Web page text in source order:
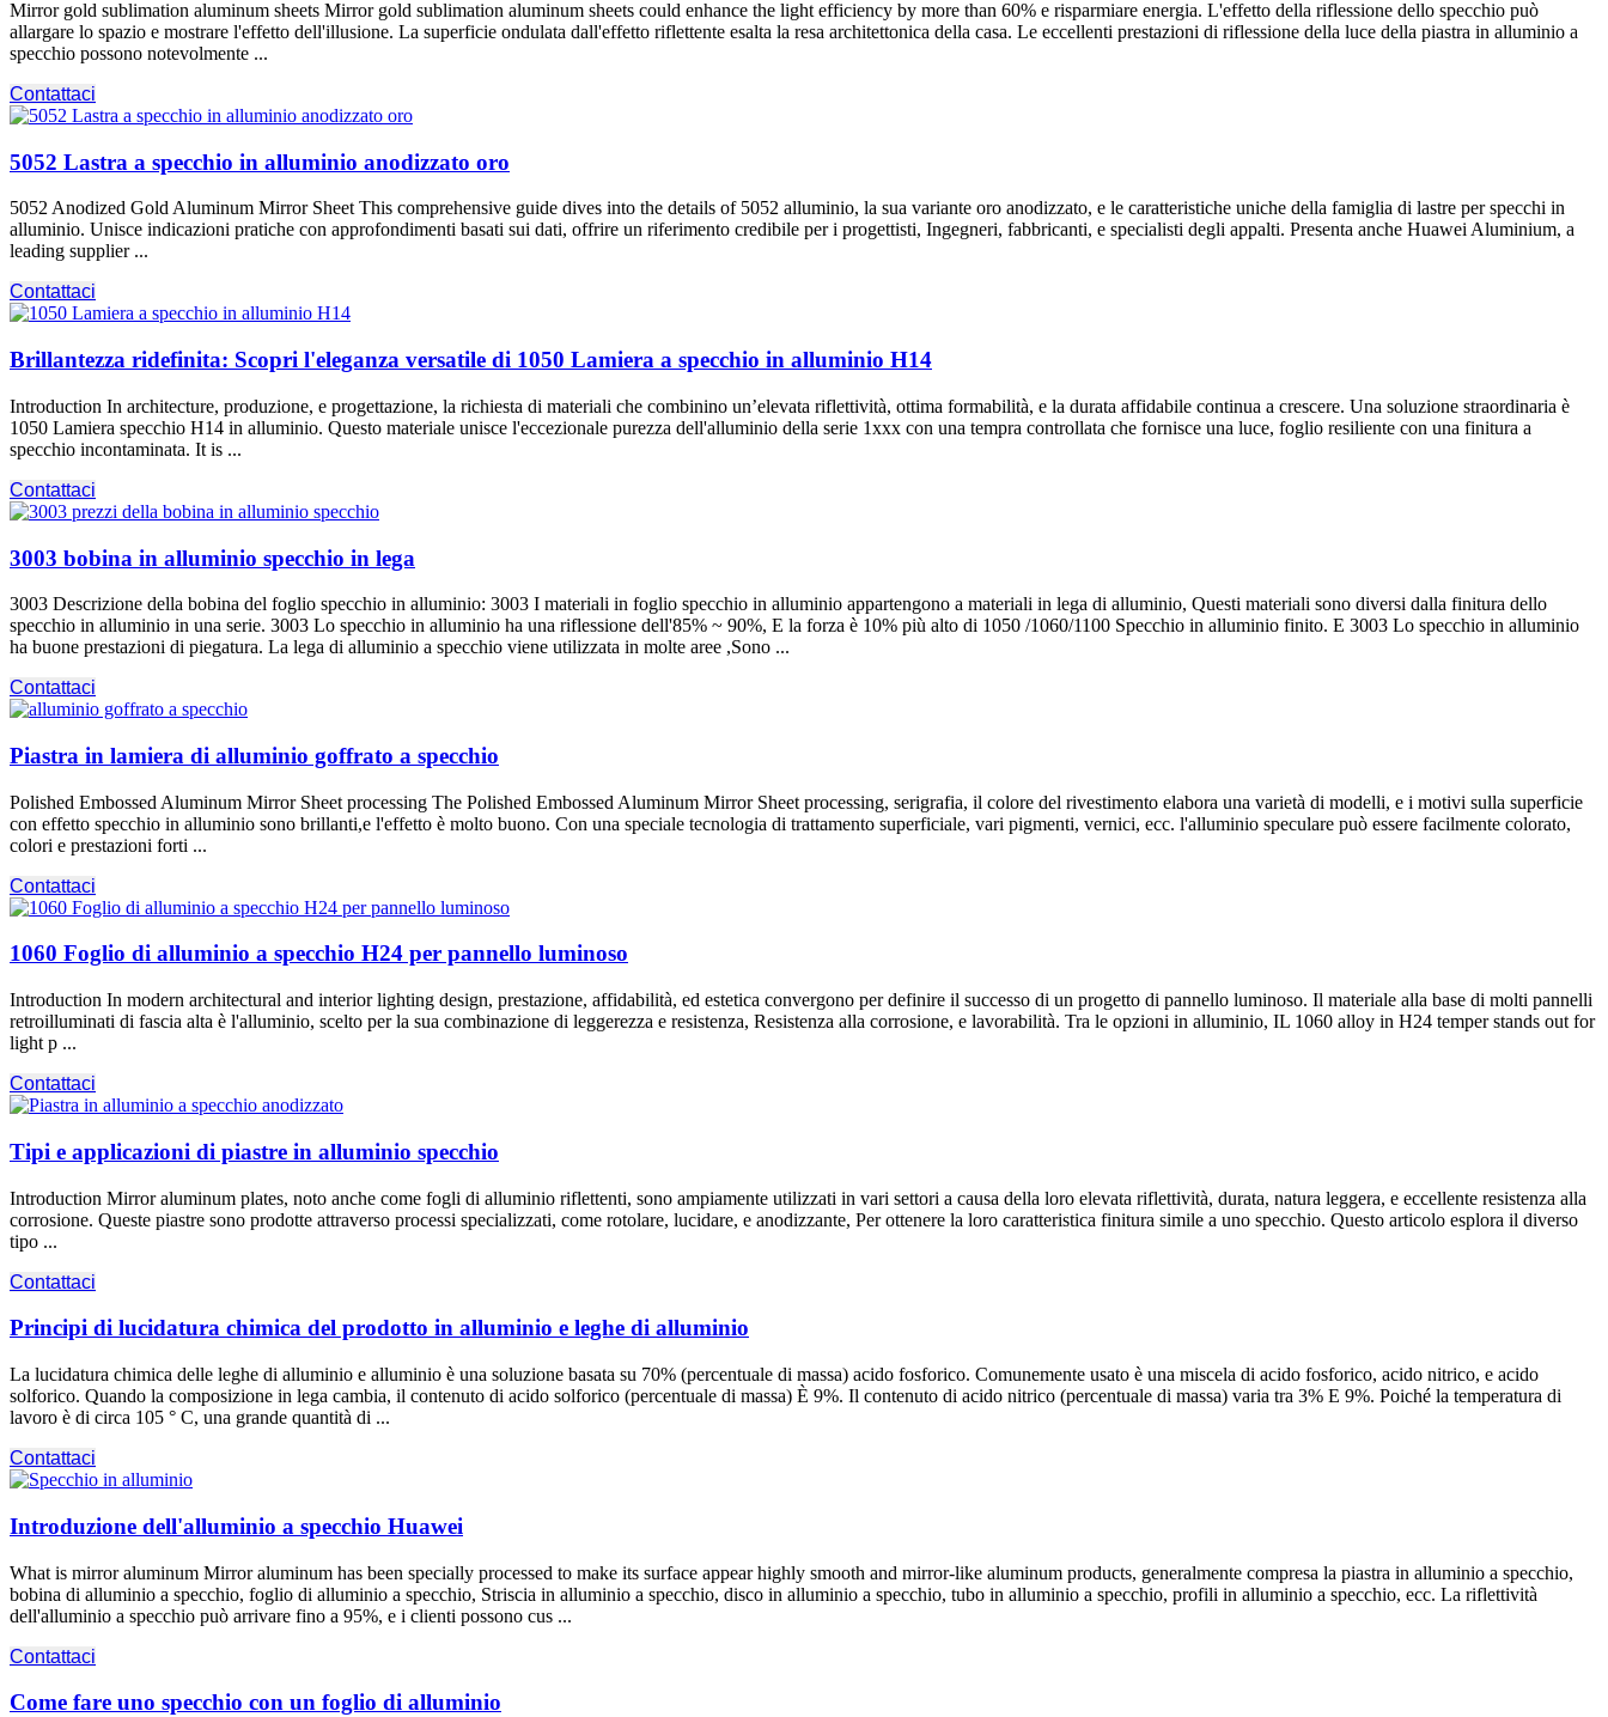
Mirror gold sublimation aluminum sheets Mirror gold sublimation aluminum sheets could enhance the light efficiency by more than 60% e risparmiare energia. L'effetto della riflessione dello specchio può
allargare lo spazio e mostrare l'effetto dell'illusione. La superficie ondulata dall'effetto riflettente esalta la resa architettonica della casa. Le eccellenti prestazioni di riflessione della luce della piastra in alluminio a
specchio possono notevolmente ...
Contattaci
5052 Lastra a specchio in alluminio anodizzato oro
5052Anodized Gold Aluminum Mirror Sheet This comprehensive guide dives into the details of5052 alluminio, la sua variante oro anodizzato, e le caratteristiche uniche della famiglia di lastre per specchi in
alluminio. Unisce indicazioni pratiche con approfondimenti basati sui dati, offrire un riferimento credibile per i progettisti, Ingegneri, fabbricanti, e specialisti degli appalti. Presenta anche Huawei Aluminium, a
leading supplier...
Contattaci
Brillantezza ridefinita: Scopri l'eleganza versatile di 1050 Lamiera a specchio in alluminio H14
Introduction In architecture, produzione, e progettazione, la richiesta di materiali che combinino un’elevata riflettività, ottima formabilità, e la durata affidabile continua a crescere. Una soluzione straordinaria è
1050 Lamiera specchio H14 in alluminio. Questo materiale unisce l'eccezionale purezza dell'alluminio della serie 1xxx con una tempra controllata che fornisce una luce, foglio resiliente con una finitura a
specchio incontaminata. It is ...
Contattaci
3003 bobina in alluminio specchio in lega
3003 Descrizione della bobina del foglio specchio in alluminio: 3003 I materiali in foglio specchio in alluminio appartengono a materiali in lega di alluminio, Questi materiali sono diversi dalla finitura dello
specchio in alluminio in una serie. 3003 Lo specchio in alluminio ha una riflessione dell'85% ~ 90%, E la forza è 10% più alto di 1050 /1060/1100 Specchio in alluminio finito. E 3003 Lo specchio in alluminio
ha buone prestazioni di piegatura. La lega di alluminio a specchio viene utilizzata in molte aree ,Sono ...
Contattaci
Piastra in lamiera di alluminio goffrato a specchio
Polished Embossed Aluminum Mirror Sheet processing The Polished Embossed Aluminum Mirror Sheet processing, serigrafia, il colore del rivestimento elabora una varietà di modelli, e i motivi sulla superficie
con effetto specchio in alluminio sono brillanti,e l'effetto è molto buono. Con una speciale tecnologia di trattamento superficiale, vari pigmenti, vernici, ecc. l'alluminio speculare può essere facilmente colorato,
colori e prestazioni forti ...
Contattaci
1060 Foglio di alluminio a specchio H24 per pannello luminoso
Introduction In modern architectural and interior lighting design, prestazione, affidabilità, ed estetica convergono per definire il successo di un progetto di pannello luminoso. Il materiale alla base di molti pannelli
retroilluminati di fascia alta è l'alluminio, scelto per la sua combinazione di leggerezza e resistenza, Resistenza alla corrosione, e lavorabilità. Tra le opzioni in alluminio, IL 1060 alloy in H24 temper stands out for
light p ...
Contattaci
Tipi e applicazioni di piastre in alluminio specchio
Introduction Mirror aluminum plates, noto anche come fogli di alluminio riflettenti, sono ampiamente utilizzati in vari settori a causa della loro elevata riflettività, durata, natura leggera, e eccellente resistenza alla
corrosione. Queste piastre sono prodotte attraverso processi specializzati, come rotolare, lucidare, e anodizzante, Per ottenere la loro caratteristica finitura simile a uno specchio. Questo articolo esplora il diverso
tipo ...
Contattaci
Principi di lucidatura chimica del prodotto in alluminio e leghe di alluminio
La lucidatura chimica delle leghe di alluminio e alluminio è una soluzione basata su 70% (percentuale di massa) acido fosforico. Comunemente usato è una miscela di acido fosforico, acido nitrico, e acido
solforico. Quando la composizione in lega cambia, il contenuto di acido solforico (percentuale di massa) È 9%. Il contenuto di acido nitrico (percentuale di massa) varia tra 3% E 9%. Poiché la temperatura di
lavoro è di circa 105 ° C, una grande quantità di ...
Contattaci
Introduzione dell'alluminio a specchio Huawei
What is mirror aluminum Mirror aluminum has been specially processed to make its surface appear highly smooth and mirror-like aluminum products, generalmente compresa la piastra in alluminio a specchio,
bobina di alluminio a specchio, foglio di alluminio a specchio, Striscia in alluminio a specchio, disco in alluminio a specchio, tubo in alluminio a specchio, profili in alluminio a specchio, ecc. La riflettività
dell'alluminio a specchio può arrivare fino a 95%, e i clienti possono cus ...
Contattaci
Come fare uno specchio con un foglio di alluminio